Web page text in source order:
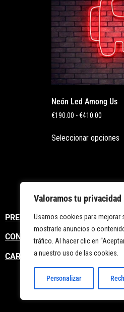
Valoramos tu privacidad
Usamos cookies para mejorar
mostrarle anuncios o
tráfico. Al hacer clic en
a nuestro uso de las cookies.
Personalizar
Neón Led Among Us
€190.00 -€410.00
Seleccionar opciones
PREGUNTAS FRECUENTES
CONTACTO
CARRITO